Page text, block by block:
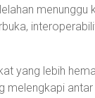
menunggu
yang lebih
antar